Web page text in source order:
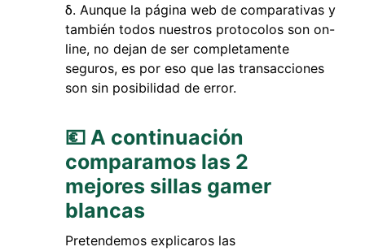
Aunque la página web de comparativas y
también todos nuestros protocolos son on-
line, no dejan de ser completamente
seguros, es por eso que las transacciones
son sin posibilidad de error.
💶 A continuación
comparamos las 2
mejores sillas gamer
blancas
Pretendemos explicaros las